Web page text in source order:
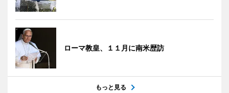
ローマ教皇、１１月に南米歴訪
もっと見る